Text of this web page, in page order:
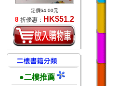
定價64.00元
8 折優惠： HK$51.2
●二樓推薦